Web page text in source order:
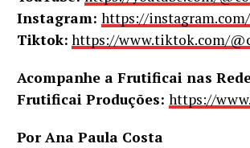
Instagram: https://
Tiktok: https://www.tiktok.com/
Acompanhe a Frutificai nas
Frutificai Produções: https://
Por Ana Paula Costa